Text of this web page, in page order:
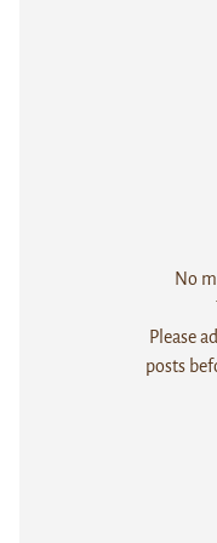
No
Please
posts